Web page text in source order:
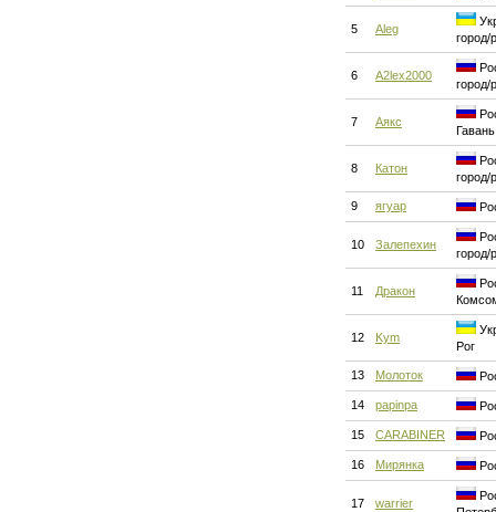
5 Aleg
город/
6 A2lex2000
город/
7 Аякс
Гавань
8 Катон
город/
9 ягуар
10 Залепехин
город/
11 Дракон
12 Kym
Рог
13 Молоток
14 papinpa
15 CARABINER
16 Мирянка
17 warrier